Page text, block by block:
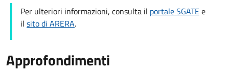
Per ulteriori informazioni, consulta il portale SGATEe
il sito di ARERA.
Approfondimenti